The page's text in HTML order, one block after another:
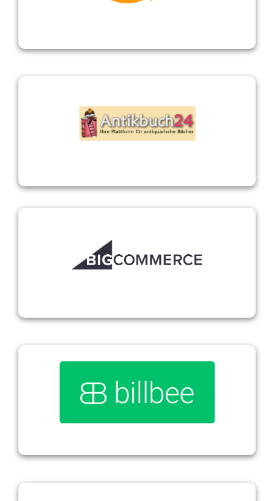
Antikbuch24
Jetzt anfragen
BigCommerce
Billbee